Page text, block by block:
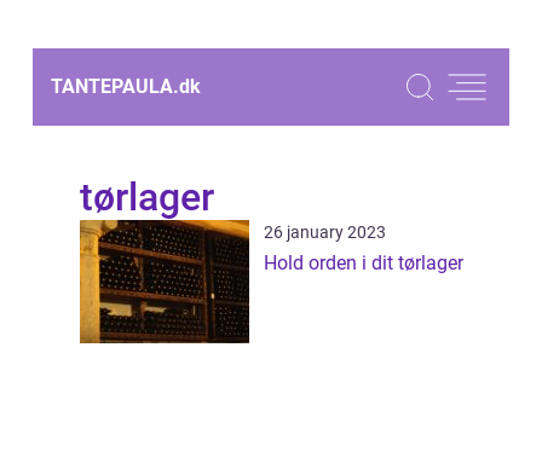
TANTEPAULA.dk
tørlager
26 january 2023
Hold orden i dit tørlager